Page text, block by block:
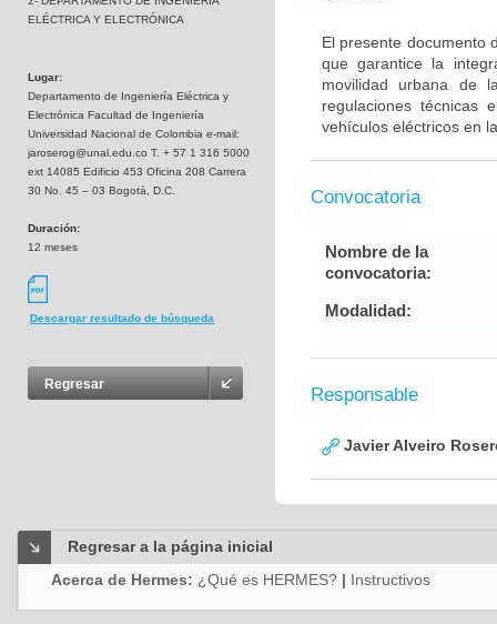
ELÉCTRICA Y ELECTRÓNICA
Lugar:
Departamento de Ingeniería Eléctrica y
Electrónica Facultad de Ingeniería
Universidad Nacional de Colombia e-mail:
jaroserog@unal.edu.co T. + 57 1 316 5000
ext 14085 Edificio 453 Oficina 208 Carrera
30 No. 45 – 03 Bogotá, D.C.
Duración:
12 meses
Descargar resultado de búsqueda
Regresar
El presente documento
que garantice la
movilidad urbana de
regulaciones técnicas
vehículos eléctricos en
Convocatoria
Nombre de la
convocatoria:
Modalidad:
Responsable
Javier Alveiro
Regresar a la página inicial
Acerca de Hermes: ¿Qué es HERMES? | Instructivos